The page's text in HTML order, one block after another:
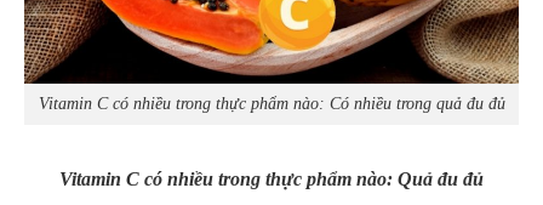
Vitamin C có nhiều trong thực phẩm nào: Có nhiều trong quả đu đủ
Vitamin C có nhiều trong thực phẩm nào: Quả đu đủ